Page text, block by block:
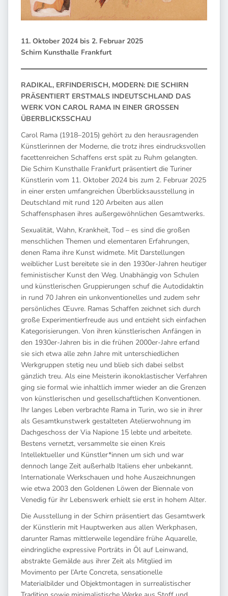
11. Oktober 2024 bis 2. Februar 2025
Schirn Kunsthalle Frankfurt
RADIKAL, ERFINDERISCH, MODERN: DIE SCHIRN
PRÄSENTIERT ERSTMALS INDEUTSCHLAND DAS
WERK VON CAROL RAMA IN EINER GROSSEN
ÜBERBLICKSSCHAU
Carol Rama (1918–2015) gehört zu den herausragenden
Künstlerinnen der Moderne, die trotz ihres eindrucksvollen
facettenreichen Schaffens erst spät zu Ruhm gelangten.
Die Schirn Kunsthalle Frankfurt präsentiert die Turiner
Künstlerin vom 11. Oktober 2024 bis zum 2. Februar 2025
in einer ersten umfangreichen Überblicksausstellung in
Deutschland mit rund 120 Arbeiten aus allen
Schaffensphasen ihres außergewöhnlichen Gesamtwerks.
Sexualität, Wahn, Krankheit, Tod – es sind die großen
menschlichen Themen und elementaren Erfahrungen,
denen Rama ihre Kunst widmete. Mit Darstellungen
weiblicher Lust bereitete sie in den 1930er-Jahren heutiger
feministischer Kunst den Weg. Unabhängig von Schulen
und künstlerischen Gruppierungen schuf die Autodidaktin
in rund 70 Jahren ein unkonventionelles und zudem sehr
persönliches Œuvre. Ramas Schaffen zeichnet sich durch
große Experimentierfreude aus und entzieht sich einfachen
Kategorisierungen. Von ihren künstlerischen Anfängen in
den 1930er-Jahren bis in die frühen 2000er-Jahre erfand
sie sich etwa alle zehn Jahre mit unterschiedlichen
Werkgruppen stetig neu und blieb sich dabei selbst
gänzlich treu. Als eine Meisterin ikonoklastischer Verfahren
ging sie formal wie inhaltlich immer wieder an die Grenzen
von künstlerischen und gesellschaftlichen Konventionen.
Ihr langes Leben verbrachte Rama in Turin, wo sie in ihrer
als Gesamtkunstwerk gestalteten Atelierwohnung im
Dachgeschoss der Via Napione 15 lebte und arbeitete.
Bestens vernetzt, versammelte sie einen Kreis
Intellektueller und Künstler*innen um sich und war
dennoch lange Zeit außerhalb Italiens eher unbekannt.
Internationale Werkschauen und hohe Auszeichnungen
wie etwa 2003 den Goldenen Löwen der Biennale von
Venedig für ihr Lebenswerk erhielt sie erst in hohem Alter.
Die Ausstellung in der Schirn präsentiert das Gesamtwerk
der Künstlerin mit Hauptwerken aus allen Werkphasen,
darunter Ramas mittlerweile legendäre frühe Aquarelle,
eindringliche expressive Porträts in Öl auf Leinwand,
abstrakte Gemälde aus ihrer Zeit als Mitglied im
Movimento per l’Arte Concreta, sensationelle
Materialbilder und Objektmontagen in surrealistischer